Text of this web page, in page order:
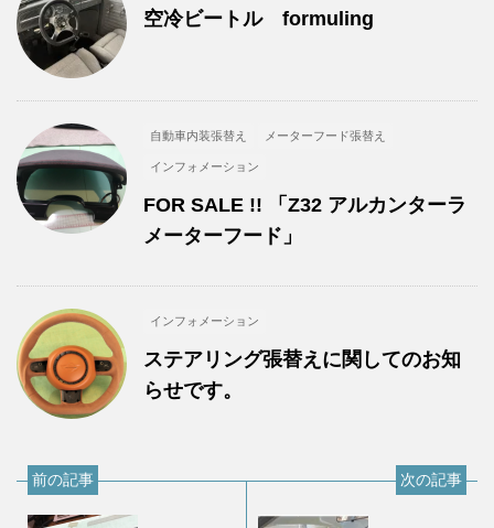
空冷ビートル formuling
自動車内装張替え メーターフード張替え
インフォメーション
FOR SALE !! 「Z32 アルカンターラ
メーターフード」
インフォメーション
ステアリング張替えに関してのお知
らせです。
前の記事 次の記事